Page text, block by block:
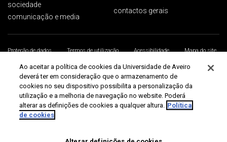
sociedade
comunicação e media
contactos gerais
Proteção de dados Termos de utilização Acessibilidade
Mapa do site
Universidade de Aveiro 2026
Ao aceitar a política de cookies da Universidade de Aveiro
deverá ter em consideração que o armazenamento de
cookies no seu dispositivo possibilita a personalização da
utilização e a melhoria de navegação no website. Poderá
alterar as definições de cookies a qualquer altura. Política
de cookies